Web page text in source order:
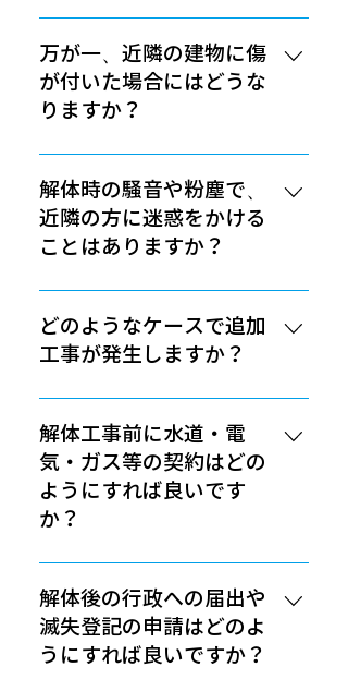
ご相談いただければ、スムーズに
話が進みます。
があれば、すぐに修正した見積も
りを提出いたしますので、どうぞ
気軽にご相談ください。
ます。また、各市町村で安く処分
できる場合がありますので、一度
お住まいの市町村役場にもお尋ね
ください。家電リサイクル法によ
り、家電製品は購入したお店で引
き取っていただけます。ご自身で
処分された方が費用の面でメリッ
トがありますので、強くお勧めし
ております。​
特に必要ありませんが、トラブル
を未然に防ぐためにも、現地調査
に同行されることをお勧めしてお
ります。
万が一、近隣の建物に傷
が付いた場合にはどうな
りますか？​
当社では自社保険により、万が一
近隣の建物に傷が付いた場合でも
全額ご負担で対応しております。
安心してお任せください。 当然、
には特に気を遣い、専門の訓練・
指導を現場作業員に徹底しており
ます。
解体時の騒音や粉塵で、
近隣の方に迷惑をかける
ことはありますか？​
解体工事期間中は、どうしても騒
音や粉塵が発生してしまいます。
当社では、養生シートと散水によ
います。防音性に優れた養生シー
トを使用しておりますが、それで
も周囲にはご迷惑をおかけするこ
とになりますので、事前に工事に
関して近隣住民の方へ説明を済ま
せることをお勧めしております。
工事前には当然、弊社も挨拶に伺
っており、ご理解を賜る努力をし
ております。
どのようなケースで追加
工事が発生しますか？
お見積り提出後の工事箇所の追加
が発生した場合には追加費用をい
ただくことがございます。もし追
加工事が発生する可能性がある場
合は、事前にスタッフからご説明
させていただきますので、勝手に
請求するようなことはありませ
ん。一般的なケースとして地中か
ら障害物（地中埋設物）が出た場
合、その種類によっては追加で費
用が発生することもございます。
解体工事前に水道・電
気・ガス等の契約はどの
ようにすれば良いです
か？
水道のみ散水に使用させていただ
きますので、解約せずにそのまま
にしておいていただけるようにお
願いしています。 電気・ガスなど
解体後の行政への届出や
滅失登記の申請はどのよ
うにすれば良いですか？